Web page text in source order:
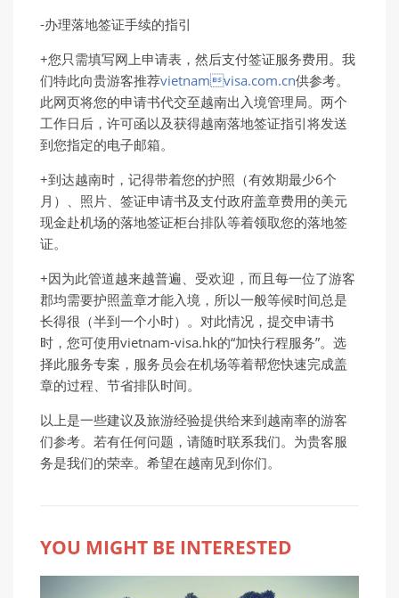
-办理落地签证手续的指引
+您只需填写网上申请表，然后支付签证服务费用。我
们特此向贵游客推荐vietnamvisa.com.cn供参考。
此网页将您的申请书代交至越南出入境管理局。两个
工作日后，许可函以及获得越南落地签证指引将发送
到您指定的电子邮箱。
+到达越南时，记得带着您的护照（有效期最少6个
月）、照片、签证申请书及支付政府盖章费用的美元
现金赴机场的落地签证柜台排队等着领取您的落地签
证。
+因为此管道越来越普遍、受欢迎，而且每一位了游客
郡均需要护照盖章才能入境，所以一般等候时间总是
长得很（半到一个小时）。对此情况，提交申请书
时，您可使用vietnam-visa.hk的“加快行程服务”。选
择此服务专案，服务员会在机场等着帮您快速完成盖
章的过程、节省排队时间。
以上是一些建议及旅游经验提供给来到越南率的游客
们参考。若有任何问题，请随时联系我们。为贵客服
务是我们的荣幸。希望在越南见到你们。
YOU MIGHT BE INTERESTED